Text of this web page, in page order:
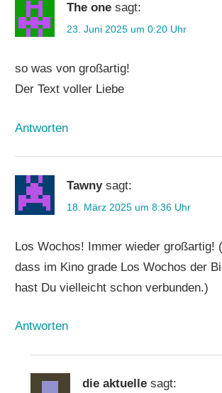
The one sagt:
23. Juni 2025 um 0:20 Uhr
so was von großartig!
Der Text voller Liebe
Antworten
Tawny sagt:
18. März 2025 um 8:36 Uhr
Los Wochos! Immer wieder großartig!
dass im Kino grade Los Wochos der
hast Du vielleicht schon verbunden.)
Antworten
die aktuelle sagt: